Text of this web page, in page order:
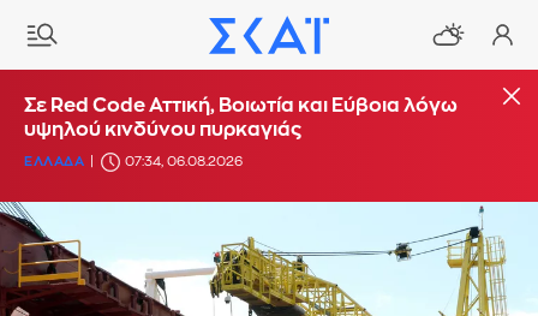
Σε Red Code Αττική, Βοιωτία και Εύβοια λόγω
υψηλού κινδύνου πυρκαγιάς
ΕΛΛΑΔΑ 07:34, 06.08.2026